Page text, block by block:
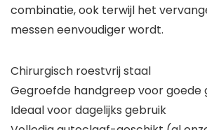
combinatie, ook terwijl het
messen eenvoudiger wordt.
Chirurgisch roestvrij staal
Gegroefde handgreep voor goede
Ideaal voor dagelijks gebruik